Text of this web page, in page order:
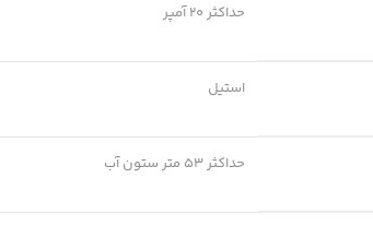
حداکثر 20 آمپر
استیل
حداکثر 53 متر ستون آب